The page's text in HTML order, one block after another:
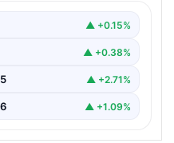
silah kullanımı…
▲ +0.15%
▲ +0.38%
▲ +2.71%
▲ +1.09%